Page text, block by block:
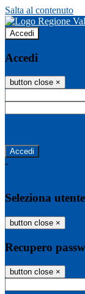
Salta al contenuto
Accedi
Accedi
button close ×
-
Seleziona utente
button close ×
Recupero
button close ×